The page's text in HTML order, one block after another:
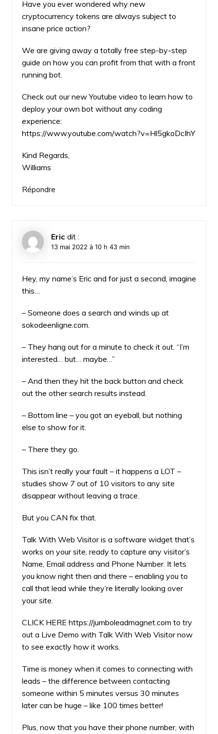
Have you ever wondered why new
cryptocurrency tokens are always subject to
insane price action?
We are giving away a totally free step-by-step
guide on how you can profit from that with a front
running bot.
Check out our new Youtube video to learn how to
deploy your own bot without any coding
experience:
https://www.youtube.com/watch?v=Hl5gkoDcIhY
Kind Regards,
Williams
Répondre
Eric dit :
13 mai 2022 à 10 h 43 min
Hey, my name’s Eric and for just a second, imagine
this…
– Someone does a search and winds up at
sokodeenligne.com.
– They hang out for a minute to check it out. “I’m
interested… but… maybe…”
– And then they hit the back button and check
out the other search results instead.
– Bottom line – you got an eyeball, but nothing
else to show for it.
– There they go.
This isn’t really your fault – it happens a LOT –
studies show 7 out of 10 visitors to any site
disappear without leaving a trace.
But you CAN fix that.
Talk With Web Visitor is a software widget that’s
works on your site, ready to capture any visitor’s
Name, Email address and Phone Number. It lets
you know right then and there – enabling you to
call that lead while they’re literally looking over
your site.
CLICK HERE https://jumboleadmagnet.com to try
out a Live Demo with Talk With Web Visitor now
to see exactly how it works.
Time is money when it comes to connecting with
leads – the difference between contacting
someone within 5 minutes versus 30 minutes
later can be huge – like 100 times better!
Plus, now that you have their phone number, with